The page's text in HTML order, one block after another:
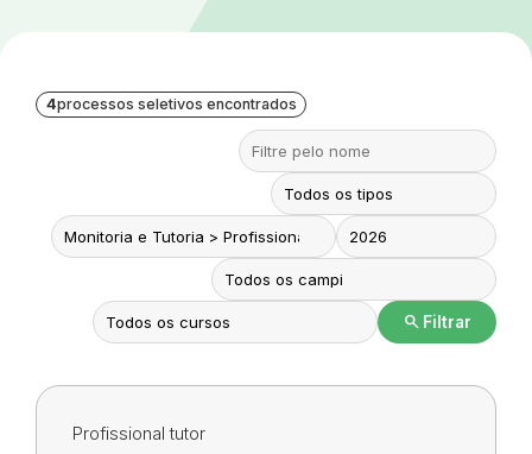
4processos seletivos encontrados
search Filtrar
Profissional tutor